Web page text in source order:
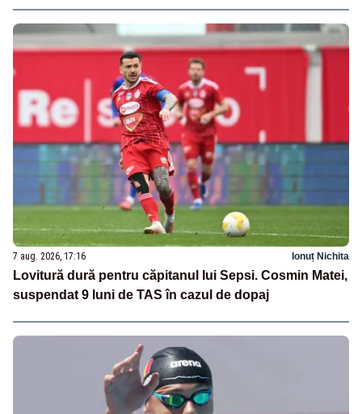
7 aug. 2026, 17:16 Ionuț Nichita
Lovitură dură pentru căpitanul lui Sepsi. Cosmin Matei,
suspendat 9 luni de TAS în cazul de dopaj